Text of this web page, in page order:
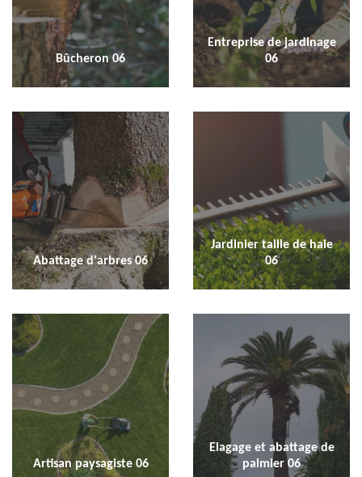
Bûcheron 06
Entreprise de jardinage
06
Abattage d'arbres 06
Jardinier taille de haie
06
Artisan paysagiste 06
Elagage et abattage de
palmier 06